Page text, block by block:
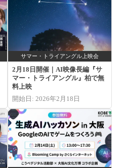
サマー・トライアングル上映会
2月18日開催｜AI映像長編『サ
マー・トライアングル』柏で無
料上映
開始日: 2026年2月18日